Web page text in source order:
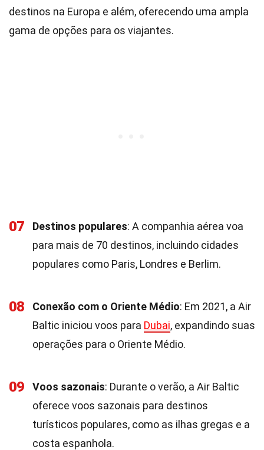
destinos na Europa e além, oferecendo uma ampla
gama de opções para os viajantes.
07 Destinos populares: A companhia aérea voa
para mais de 70 destinos, incluindo cidades
populares como Paris, Londres e Berlim.
08 Conexão com o Oriente Médio: Em 2021, a Air
Baltic iniciou voos para Dubai, expandindo suas
operações para o Oriente Médio.
09 Voos sazonais: Durante o verão, a Air Baltic
oferece voos sazonais para destinos
turísticos populares, como as ilhas gregas e a
costa espanhola.